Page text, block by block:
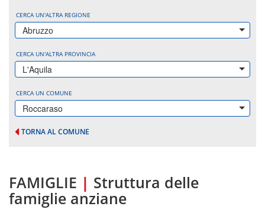
CERCA UN'ALTRA REGIONE
Abruzzo
CERCA UN'ALTRA PROVINCIA
L'Aquila
CERCA UN COMUNE
Roccaraso
TORNA AL COMUNE
FAMIGLIE | Struttura delle
famiglie anziane